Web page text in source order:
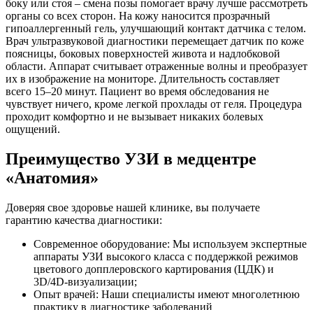
боку или стоя – смена позы помогает врачу лучше рассмотреть
органы со всех сторон. На кожу наносится прозрачный
гипоаллергенный гель, улучшающий контакт датчика с телом.
Врач ультразвуковой диагностики перемещает датчик по коже
поясницы, боковых поверхностей живота и надлобковой
области. Аппарат считывает отраженные волны и преобразует
их в изображение на мониторе. Длительность составляет
всего 15–20 минут. Пациент во время обследования не
чувствует ничего, кроме легкой прохлады от геля. Процедура
проходит комфортно и не вызывает никаких болевых
ощущений.
Преимущество УЗИ в медцентре
«Анатомия»
Доверяя свое здоровье нашей клинике, вы получаете
гарантию качества диагностики:
Современное оборудование: Мы используем экспертные
аппараты УЗИ высокого класса с поддержкой режимов
цветового допплеровского картирования (ЦДК) и
3D/4D-визуализации;
Опыт врачей: Наши специалисты имеют многолетнюю
практику в диагностике заболеваний